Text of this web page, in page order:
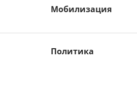
Мобилизация
Политика